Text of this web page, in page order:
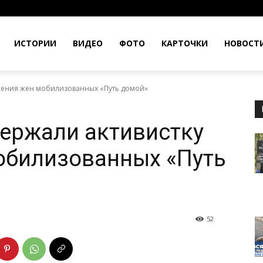
ИСТОРИИ ВИДЕО ФОТО КАРТОЧКИ
жен мобилизованных «Путь домой»
активистку
«Путь
52